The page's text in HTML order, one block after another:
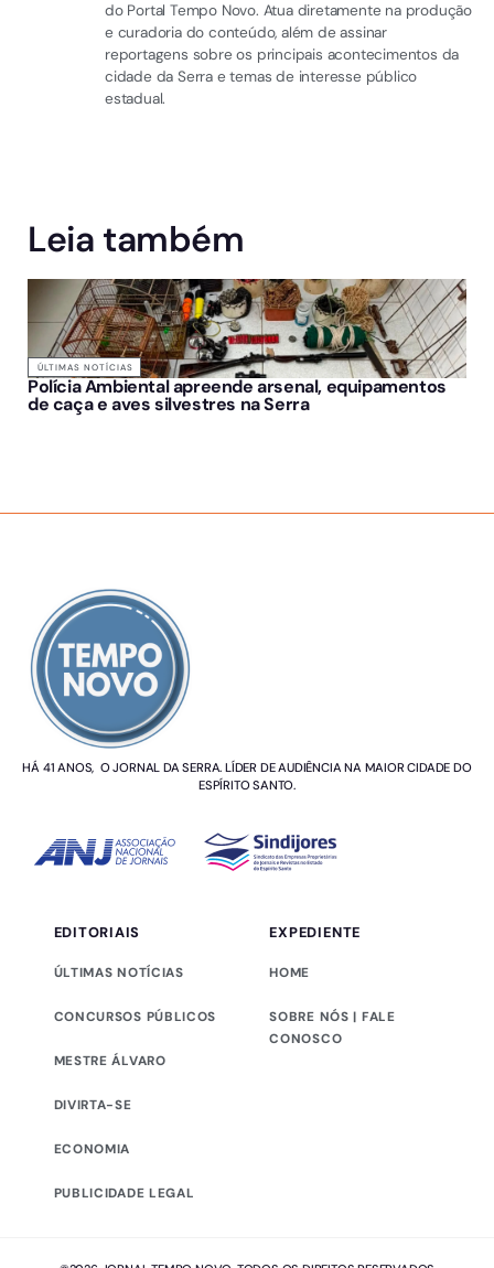
do Portal Tempo Novo. Atua diretamente na produção
e curadoria do conteúdo, além de assinar
reportagens sobre os principais acontecimentos da
cidade da Serra e temas de interesse público
estadual.
Leia também
ÚLTIMAS NOTÍCIAS
Polícia Ambiental apreende arsenal, equipamentos
de caça e aves silvestres na Serra
HÁ 41 ANOS, O JORNAL DA SERRA. LÍDER DE AUDIÊNCIA NA MAIOR CIDADE DO
ESPÍRITO SANTO.
EDITORIAIS
ÚLTIMAS NOTÍCIAS
CONCURSOS PÚBLICOS
MESTRE ÁLVARO
DIVIRTA-SE
ECONOMIA
PUBLICIDADE LEGAL
EXPEDIENTE
HOME
SOBRE NÓS | FALE
CONOSCO